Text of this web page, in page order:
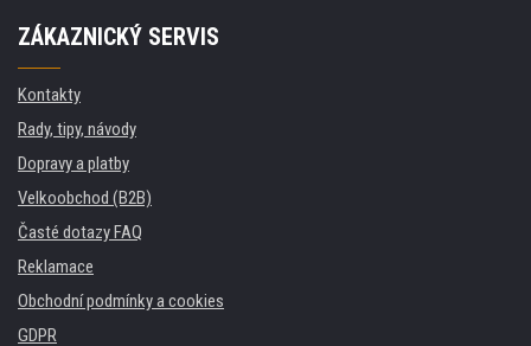
ZÁKAZNICKÝ SERVIS
Kontakty
Rady, tipy, návody
Dopravy a platby
Velkoobchod (B2B)
Časté dotazy FAQ
Reklamace
Obchodní podmínky a cookies
GDPR